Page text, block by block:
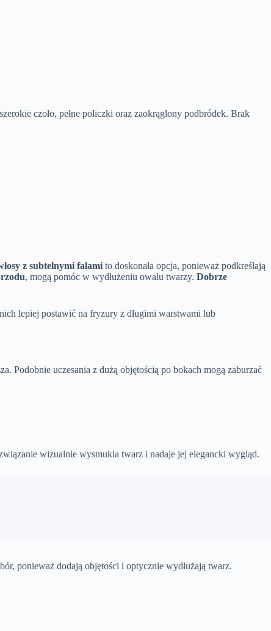
czoło, pełne policzki oraz zaokrąglony podbródek. Brak
z subtelnymi falami to doskonała opcja, ponieważ podkreślają
, mogą pomóc w wydłużeniu owalu twarzy. Dobrze
lepiej postawić na fryzury z długimi warstwami lub
Podobnie uczesania z dużą objętością po bokach mogą zaburzać
wizualnie wysmukla twarz i nadaje jej elegancki wygląd.
ponieważ dodają objętości i optycznie wydłużają twarz.